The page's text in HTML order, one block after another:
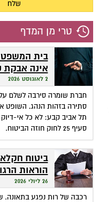
טרי מן המדף
בית
אינה אבקת
שהופכת אי-
מתשלום
2 לאוגוסט 2026
חברת שומרה סירבה לשלם
סתירה בזהות הנהג. השופט
תל אביב קבע: לא כל אי-
סעיף 25 לחוק חוזה הביטוח.
ביטוח
הוראות
המשפט
26 ליולי 2026
רכבה של רות נפגע בתאונה.